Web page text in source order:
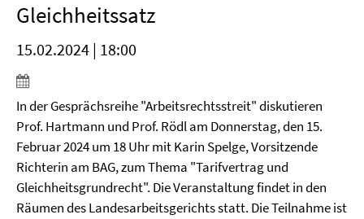
Gleichheitssatz
15.02.2024 | 18:00
In der Gesprächsreihe "Arbeitsrechtsstreit" diskutieren
Prof. Hartmann und Prof. Rödl am Donnerstag, den 15.
Februar 2024 um 18 Uhr mit Karin Spelge, Vorsitzende
Richterin am BAG, zum Thema "Tarifvertrag und
Gleichheitsgrundrecht". Die Veranstaltung findet in den
Räumen des Landesarbeitsgerichts statt. Die Teilnahme ist